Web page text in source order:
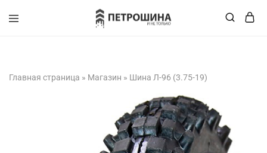
+375 (XX) XXX-XX-XX
Главная страница » Магазин » Шина Л-96 (3.75-19)